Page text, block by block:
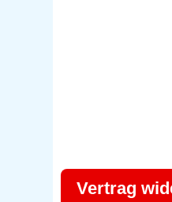
Vertrag